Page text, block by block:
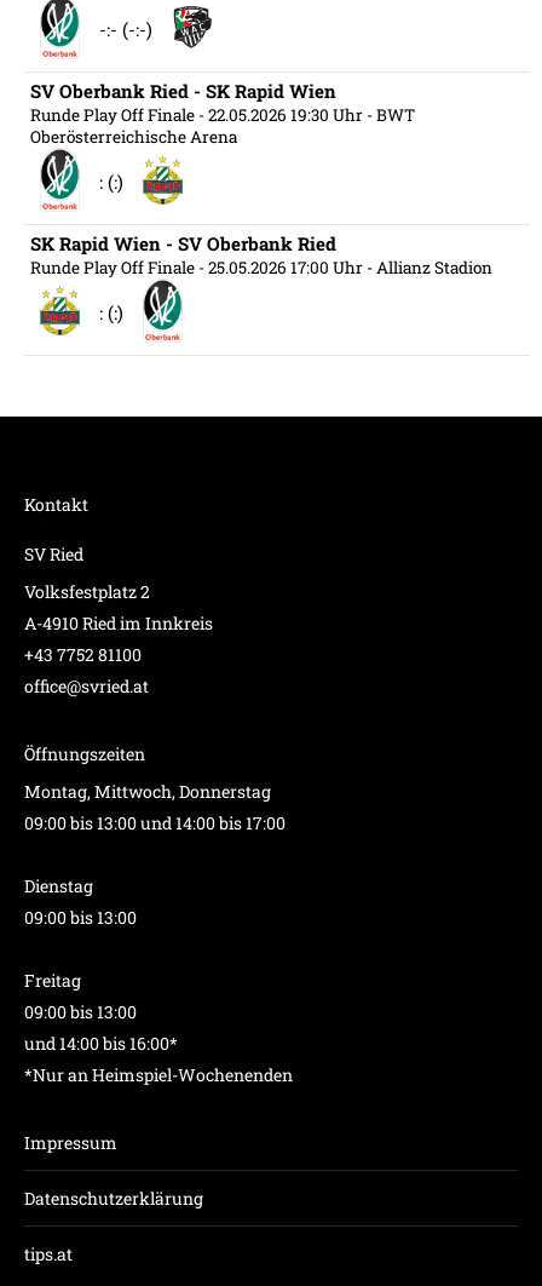
-:- (-:-)
SV Oberbank Ried - SK Rapid Wien
Runde Play Off Finale - 22.05.2026 19:30 Uhr - BWT
Oberösterreichische Arena
: (:)
SK Rapid Wien - SV Oberbank Ried
Runde Play Off Finale - 25.05.2026 17:00 Uhr - Allianz Stadion
: (:)
Kontakt
SV Ried
Volksfestplatz 2
A-4910 Ried im Innkreis
+43 7752 81100
office@svried.at
Öffnungszeiten
Montag, Mittwoch, Donnerstag
09:00 bis 13:00 und 14:00 bis 17:00
Dienstag
09:00 bis 13:00
Freitag
09:00 bis 13:00
und 14:00 bis 16:00*
*Nur an Heimspiel-Wochenenden
Impressum
Datenschutzerklärung
tips.at